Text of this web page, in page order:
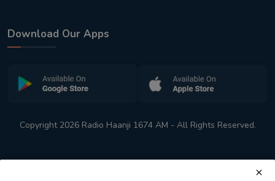
Download Our Apps
Copyright 2026 Radio Haanji 1674 AM - All Rights Reserved.